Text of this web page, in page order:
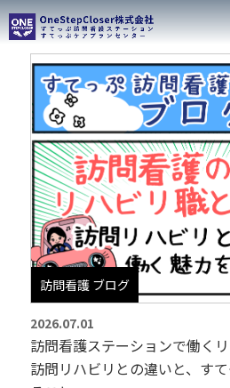
訪問看護 ブログ
2026.07.01
訪問看護ステーションで働く
訪問リハビリとの違いと、す